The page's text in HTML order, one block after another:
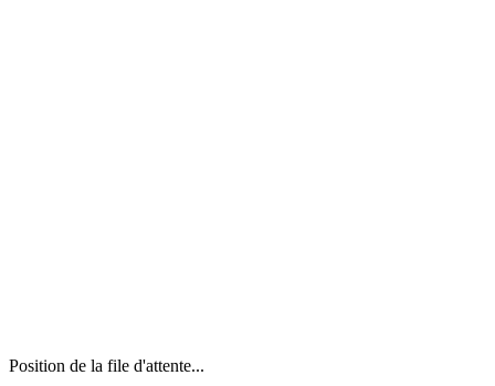
Position de la file d'attente...